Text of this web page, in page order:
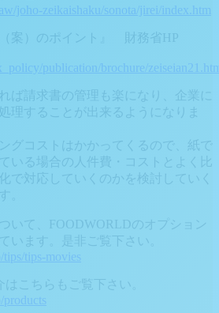
joho-zeikaishaku/sonota/jirei/index.htm
（案）のポイント』 財務省HP
publication/brochure/
ば請求書の管理も楽になり、企業に
理することが出来るようになりま
グコストはかかってくるので、紙で
いる場合の人件費・コストとよく比
で対応していくのかを検討していく
。
いて、FOODWORLDのオプション
います。是非ご覧下さい。
tips-movies
こちらもご覧下さい。